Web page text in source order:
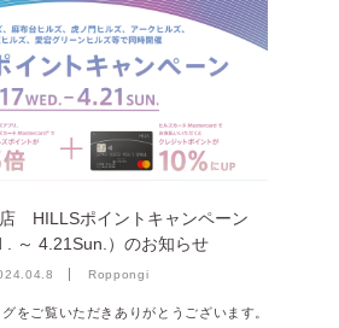
2024年12月 [2]
2024年11月 [5]
2024年10月 [5]
2024年9月 [5]
2024年7月 [6]
2024年6月 [4]
2024年5月 [4]
HILLSポイントキャンペーン
. ～ 4.21Sun.）のお知らせ
Roppongi
をご覧いただきありがとうございます。